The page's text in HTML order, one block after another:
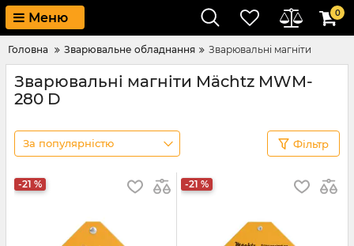
Меню 0
Головна Зварювальне обладнання Зварювальні магніти
Зварювальні магніти Mächtz MWM-
280 D
За популярністю Фільтр
-21 % -21 %